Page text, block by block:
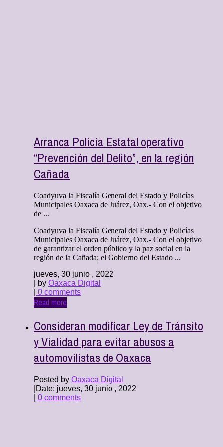
Arranca Policía Estatal operativo
“Prevención del Delito”, en la región
Cañada
Coadyuva la Fiscalía General del Estado y Policías
Municipales Oaxaca de Juárez, Oax.- Con el objetivo
de ...
Coadyuva la Fiscalía General del Estado y Policías
Municipales Oaxaca de Juárez, Oax.- Con el objetivo
de garantizar el orden público y la paz social en la
región de la Cañada; el Gobierno del Estado ...
jueves, 30 junio , 2022
| by Oaxaca Digital
0 comments
Read more
Consideran modificar Ley de Tránsito
y Vialidad para evitar abusos a
automovilistas de Oaxaca
Posted by Oaxaca Digital
Date: jueves, 30 junio , 2022
0 comments